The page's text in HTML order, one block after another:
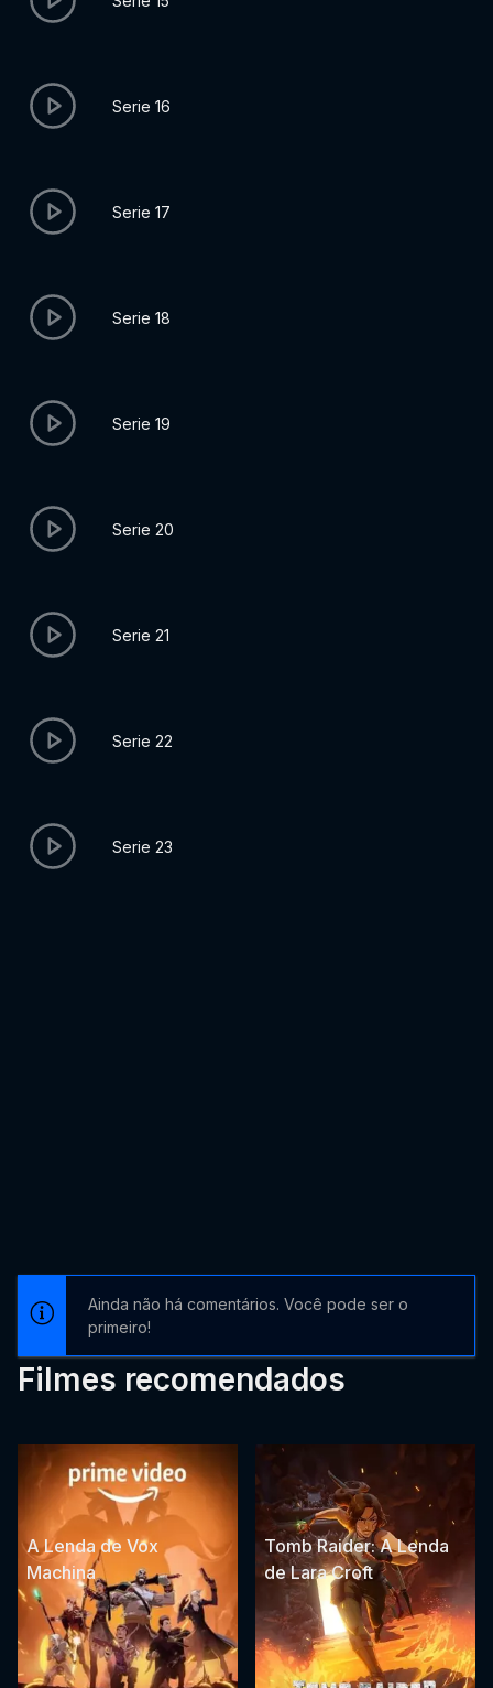
Serie 16
Serie 17
Serie 18
Serie 19
Serie 20
Serie 21
Serie 22
Serie 23
Ainda não há comentários. Você pode ser o
primeiro!
Filmes recomendados
A Lenda de Vox
Machina
Tomb Raider: A Lenda
de Lara Croft